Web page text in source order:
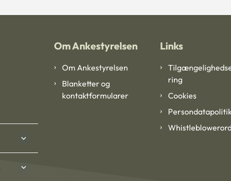
Om Ankestyrelsen
Om Ankestyrelsen
Blanketter og
kontaktformularer
Links
ring
Cookies